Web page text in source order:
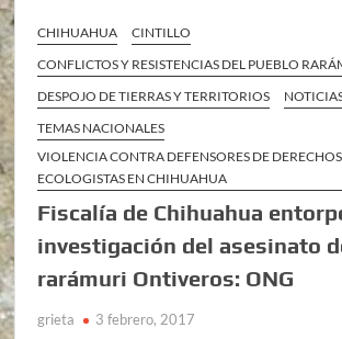
CHIHUAHUA
CINTILLO
CONFLICTOS Y RESISTENCIAS DEL PUEBLO
DESPOJO DE TIERRAS Y TERRITORIOS
TEMAS NACIONALES
VIOLENCIA CONTRA DEFENSORES DE
ECOLOGISTAS EN CHIHUAHUA
Fiscalía de Chihuahua
investigación del asesinato
rarámuri Ontiveros: ONG
grieta 3 febrero, 2017